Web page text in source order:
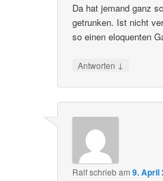
Da hat jemand ganz
getrunken. Ist nicht
so einen eloquenten
Antworten ↓
Ralfschriebam9. April